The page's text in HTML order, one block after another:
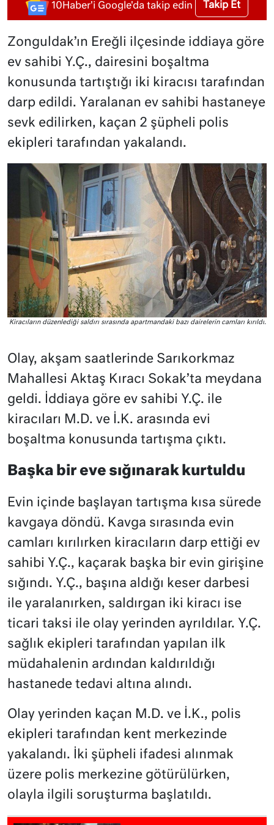
10Haber'i Google'da takip edin Takip Et
Zonguldak’ın Ereğli ilçesinde iddiaya göre
ev sahibi Y.Ç., dairesini boşaltma
konusunda tartıştığı iki kiracısı tarafından
darp edildi. Yaralanan ev sahibi hastaneye
sevk edilirken, kaçan 2 şüpheli polis
ekipleri tarafından yakalandı.
Kiracıların düzenlediği saldırı sırasında apartmandaki bazı dairelerin camları kırıldı.
Olay, akşam saatlerinde Sarıkorkmaz
Mahallesi Aktaş Kıracı Sokak’ta meydana
geldi. İddiaya göre ev sahibi Y.Ç. ile
kiracıları M.D. ve İ.K. arasında evi
boşaltma konusunda tartışma çıktı.
Başka bir eve sığınarak kurtuldu
Evin içinde başlayan tartışma kısa sürede
kavgaya döndü. Kavga sırasında evin
camları kırılırken kiracıların darp ettiği ev
sahibi Y.Ç., kaçarak başka bir evin girişine
sığındı. Y.Ç., başına aldığı keser darbesi
ile yaralanırken, saldırgan iki kiracı ise
ticari taksi ile olay yerinden ayrıldılar. Y.Ç.
sağlık ekipleri tarafından yapılan ilk
müdahalenin ardından kaldırıldığı
hastanede tedavi altına alındı.
Olay yerinden kaçan M.D. ve İ.K., polis
ekipleri tarafından kent merkezinde
yakalandı. İki şüpheli ifadesi alınmak
üzere polis merkezine götürülürken,
olayla ilgili soruşturma başlatıldı.